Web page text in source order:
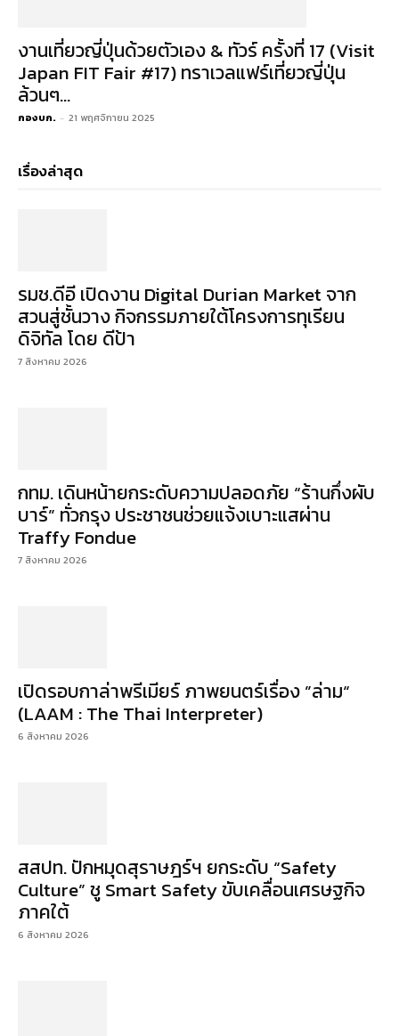
งานเที่ยวญี่ปุ่นด้วยตัวเอง & ทัวร์ ครั้งที่ 17 (Visit
Japan FIT Fair #17) ทราเวลแฟร์เที่ยวญี่ปุ่น
ล้วนๆ...
กองบก. - 21 พฤศจิกายน 2025
เรื่องล่าสุด
รมช.ดีอี เปิดงาน Digital Durian Market จาก
สวนสู่ชั้นวาง กิจกรรมภายใต้โครงการทุเรียน
ดิจิทัล โดย ดีป้า
7 สิงหาคม 2026
กทม. เดินหน้ายกระดับความปลอดภัย “ร้านกึ่งผับ
บาร์” ทั่วกรุง ประชาชนช่วยแจ้งเบาะแสผ่าน
Traffy Fondue
7 สิงหาคม 2026
เปิดรอบกาล่าพรีเมียร์ ภาพยนตร์เรื่อง ”ล่าม“
(LAAM : The Thai Interpreter)
6 สิงหาคม 2026
สสปท. ปักหมุดสุราษฎร์ฯ ยกระดับ “Safety
Culture” ชู Smart Safety ขับเคลื่อนเศรษฐกิจ
ภาคใต้
6 สิงหาคม 2026